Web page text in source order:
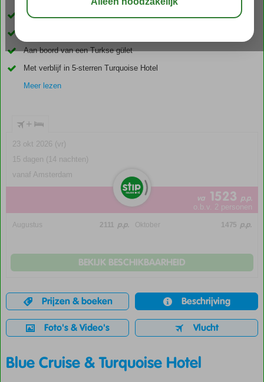
Prachtige cruise langs de Turkse Rivièra
Aan boord van een Turkse gület
Met verblijf in 5-sterren Turquoise Hotel
Meer lezen
+
23 okt 2026 (vr)
15 dagen (14 nachten)
vanaf Amsterdam
va 1523 p.p.
o.b.v. 2 personen
Augustus 2111 p.p. Oktober 1475 p.p.
BEKIJK BESCHIKBAARHEID
Prijzen & boeken Beschrijving
Foto's & Video's Vlucht
Blue Cruise & Turquoise Hotel